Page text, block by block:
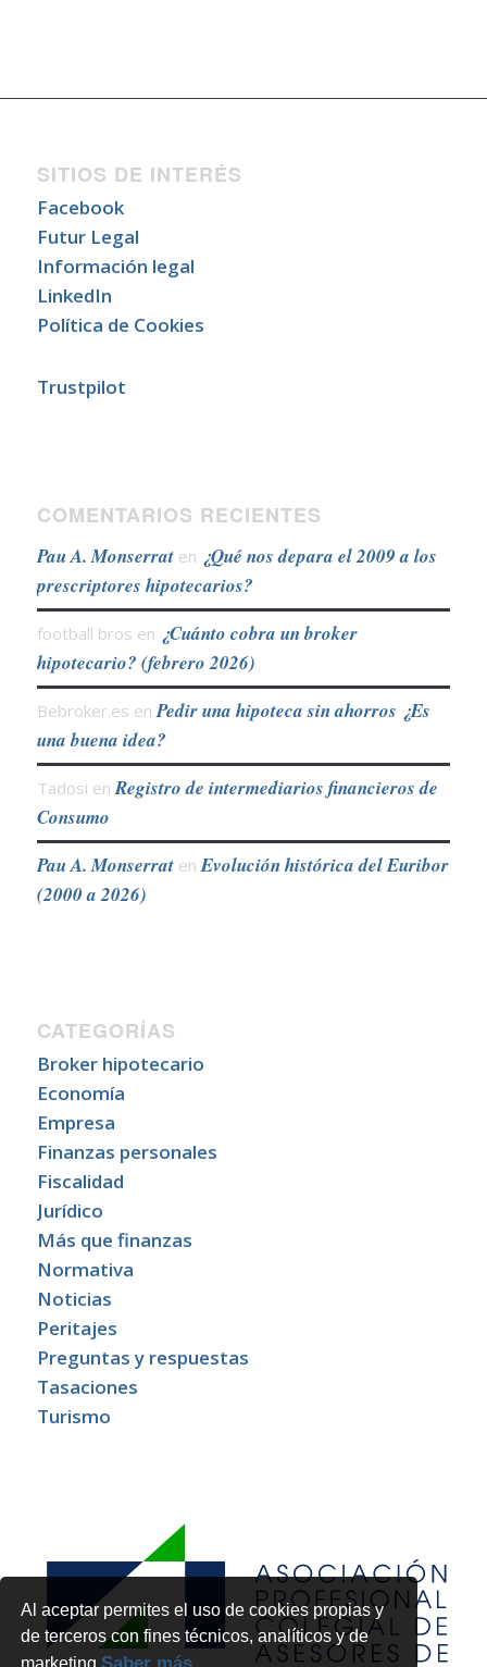
Al aceptar permites el uso de cookies propias y
de terceros con fines técnicos, analíticos y de
SITIOS DE INTERÉS
Facebook
Futur Legal
Información legal
LinkedIn
Política de Cookies
Trustpilot
COMENTARIOS RECIENTES
Pau A. Monserraten ¿Qué nos depara el 2009 a los
prescriptores hipotecarios?
football bros en ¿Cuánto cobra un broker
hipotecario? (febrero 2026)
Bebroker.es en Pedir una hipoteca sin ahorros ¿Es
una buena idea?
Tadosi en Registro de intermediarios financieros de
Consumo
Pau A. Monserraten Evolución histórica del Euribor
(2000 a 2026)
CATEGORÍAS
Broker hipotecario
Economía
Empresa
Finanzas personales
Fiscalidad
Jurídico
Más que finanzas
Normativa
Noticias
Peritajes
Preguntas y respuestas
Tasaciones
Turismo